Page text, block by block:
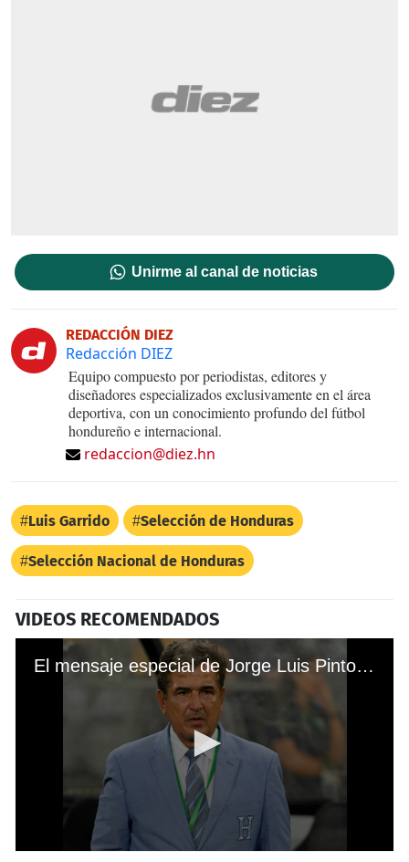
Unirme al canal de noticias
REDACCIÓN DIEZ
Redacción DIEZ
Equipo compuesto por periodistas, editores y
diseñadores especializados exclusivamente en el área
deportiva, con un conocimiento profundo del fútbol
hondureño e internacional.
redaccion@diez.hn
Luis Garrido Selección de Honduras
Selección Nacional de Honduras
VIDEOS RECOMENDADOS
El mensaje especial de Jorge Luis Pinto a los hondureños